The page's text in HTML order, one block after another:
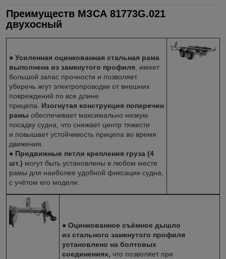
Преимуществ МЗСА 81773G.021
двухосный
● Усиленная оцинкованная стальная рама
выполнена из замкнутого профиля , имеет
большой запас прочности и позволяет
уберечь жгут электропроводки от внешних
повреждений по все длине
прицепа. Изогнутая конструкция поперечин
рамы обеспечивает максимально низкую
посадку судна, что снижает центр тяжести
и повышает устойчивость прицепа во время
движения.
● Придвижные петли крепления груза (4
шт.) могут быть установлены в любом месте
рамы для наиболее удобной фиксации судна,
с учётом его модели.
● Оцинкованное съёмное дышло
из стального замкнутого профиля
установлено на болтовых
соединениях, что позволяет при